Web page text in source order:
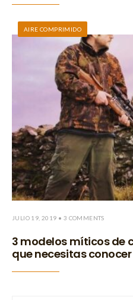
AIRE COMPRIMIDO
JULIO 19, 2019 • 3 COMMENTS
3 modelos míticos de
que necesitas conocer